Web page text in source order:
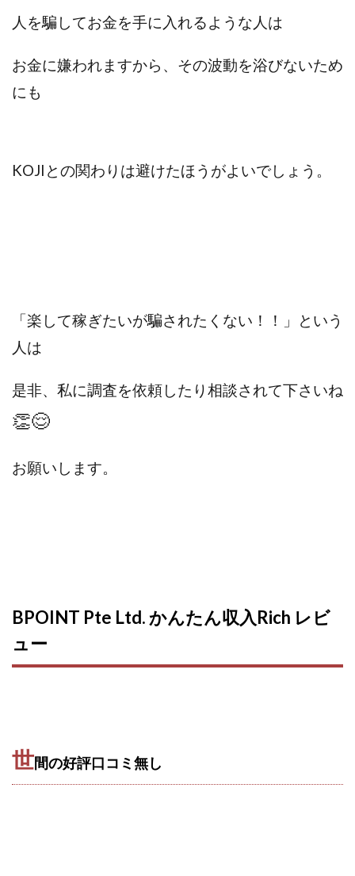
人を騙してお金を手に入れるような人は
お金に嫌われますから、その波動を浴びないため
にも
KOJIとの関わりは避けたほうがよいでしょう。
「楽して稼ぎたいが騙されたくない！！」という
人は
是非、私に調査を依頼したり相談されて下さいね
👏😌
お願いします。
BPOINT Pte Ltd. かんたん収入Rich レビ
ュー
世間の好評口コミ無し